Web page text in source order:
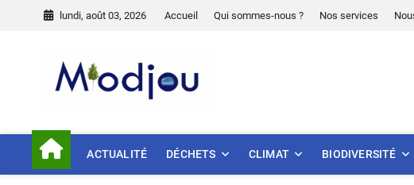
lundi, août 03, 2026 Accueil Qui sommes-nous ? Nos services
ACTUALITÉ DÉCHETS CLIMAT BIODIVERSITÉ